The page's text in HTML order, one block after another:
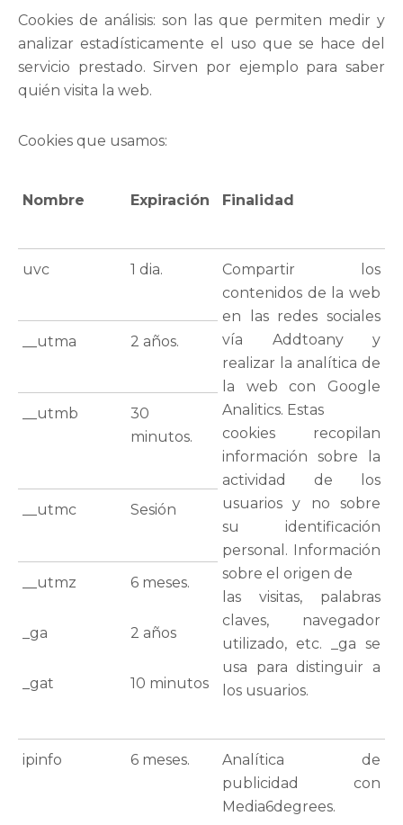
Cookies de análisis: son las que permiten medir y
analizar estadísticamente el uso que se hace del
servicio prestado. Sirven por ejemplo para saber
quién visita la web.
Cookies que usamos:
Nombre Expiración Finalidad
uvc 1 dia.
Compartir los
contenidos de la web
en las redes sociales
vía Addtoany y
realizar la analítica de
la web con Google
Analitics. Estas
cookies recopilan
información sobre la
actividad de los
usuarios y no sobre
su identificación
personal. Información
sobre el origen de
las visitas, palabras
claves, navegador
utilizado, etc. _ga se
usa para distinguir a
los usuarios.
__utma 2 años.
__utmb
30
minutos.
__utmc Sesión
__utmz
_ga
_gat
6 meses.
2 años
10 minutos
ipinfo 6 meses.
Analítica de
publicidad con
Media6degrees.